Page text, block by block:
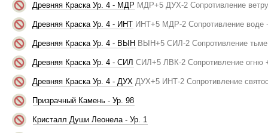
Древняя Краска Ур. 4 - МДР МДР+5 ДУХ-2 Сопротивление
Древняя Краска Ур. 4 - ИНТ ИНТ+5 МДР-2 Сопротивление воде
Древняя Краска Ур. 4 - ВЫН ВЫН+5 СИЛ-2 Сопротивление
Древняя Краска Ур. 4 - СИЛ СИЛ+5 ЛВК-2 Сопротивление огню
Древняя Краска Ур. 4 - ДУХ ДУХ+5 ИНТ-2 Сопротивление
Призрачный Камень - Ур. 98
Кристалл Души Леонела - Ур. 1